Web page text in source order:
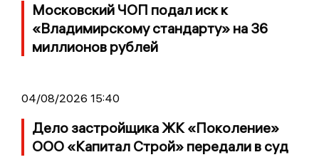
Московский ЧОП подал иск к
«Владимирскому стандарту» на 36
миллионов рублей
04/08/2026 15:40
Дело застройщика ЖК «Поколение»
ООО «Капитал Строй» передали в суд